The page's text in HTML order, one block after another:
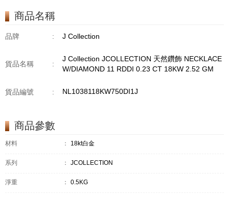
商品名稱
品牌 : J Collection
貨品名稱 :
J Collection JCOLLECTION 天然鑽飾 NECKLACE
W/DIAMOND 11 RDDI 0.23 CT 18KW 2.52 GM
貨品編號 : NL1038118KW750DI1J
商品參數
材料 ： 18kt白金
系列 ： JCOLLECTION
淨重 ： 0.5KG